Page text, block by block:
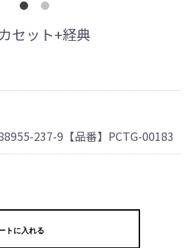
セット+経典
237-9【品番】PCTG-00183
トに入れる